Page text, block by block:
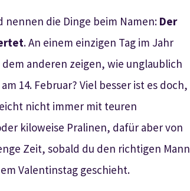
die Dinge beim Namen: Der
. An einem einzigen Tag im Jahr
anderen zeigen, wie unglaublich
14. Februar? Viel besser ist es doch,
nicht immer mit teuren
kiloweise Pralinen, dafür aber von
Zeit, sobald du den richtigen Mann
Valentinstag geschieht.